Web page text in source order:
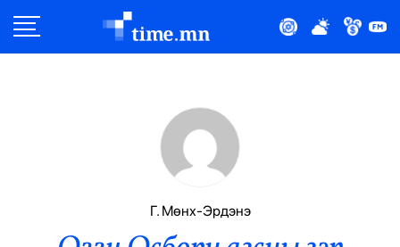
Эдийн Засаг
Г. Мөнх-Эрдэнэ